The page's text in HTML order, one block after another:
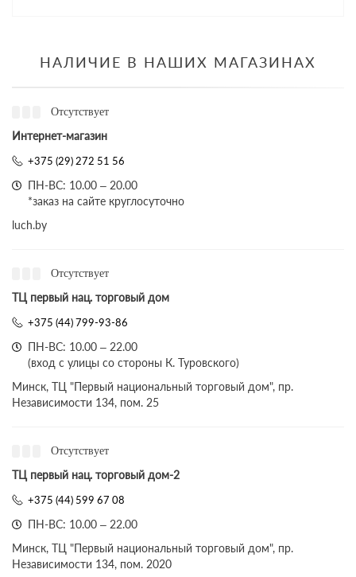
НАЛИЧИЕ В НАШИХ МАГАЗИНАХ
Отсутствует
Интернет-магазин
+375 (29) 272 51 56
ПН-ВС: 10.00 – 20.00
*заказ на сайте круглосуточно
luch.by
Отсутствует
ТЦ первый нац. торговый дом
+375 (44) 799-93-86
ПН-ВС: 10.00 – 22.00
(вход с улицы со стороны К. Туровского)
Минск, ТЦ "Первый национальный торговый дом", пр.
Независимости 134, пом. 25
Отсутствует
ТЦ первый нац. торговый дом-2
+375 (44) 599 67 08
ПН-ВС: 10.00 – 22.00
Минск, ТЦ "Первый национальный торговый дом", пр.
Независимости 134, пом. 2020